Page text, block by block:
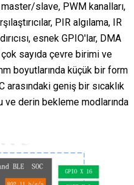
slave, PWM kanalları,
PIR algılama, IR
esnek GPIO'lar, DMA
çok sayıda çevre birimi ve
boyutlarında küçük bir form
arasındaki geniş bir sıcaklık
ve derin bekleme modlarında